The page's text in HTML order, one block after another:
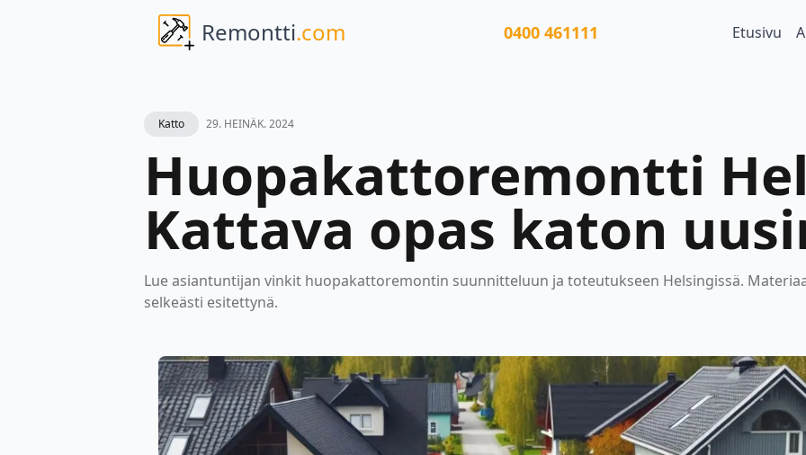
Remontti.com 0400 461111 Etusivu
Katto 29. HEINÄK. 2024
Huopakattoremontti
Kattava opas katon
Lue asiantuntijan vinkit huopakattoremontin suunnitteluun ja toteutukseen Helsingissä.
selkeästi esitettynä.